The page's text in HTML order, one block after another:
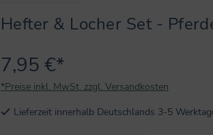
Hefter & Locher Set -
7,95 €*
*Preise inkl. MwSt. zzgl. Versandkosten
Lieferzeit innerhalb Deutschlands 3-5